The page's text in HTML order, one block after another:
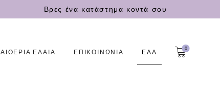
Βρες ένα κατάστημα κοντά σου
ΑΙΘΕΡΙΑ ΕΛΑΙΑ ΕΠΙΚΟΙΝΩΝΙΑ ΕΛΛ
0